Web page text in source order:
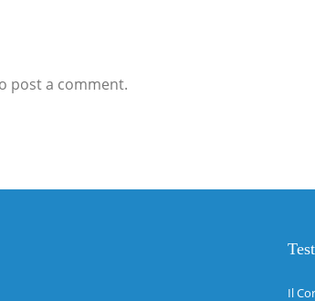
post a comment.
Il